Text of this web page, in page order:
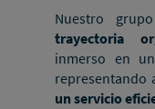
Nuestro
trayectoria
inmerso en
representando
un servicio